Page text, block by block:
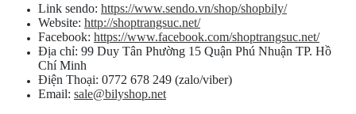
Link sendo: https://www.sendo.vn/shop/shopbily/
Website: http://shoptrangsuc.net/
Facebook: https://www.facebook.com/shoptrangsuc.net/
Địa chỉ: 99 Duy Tân Phường 15 Quận Phú Nhuận TP. Hồ
Chí Minh
Điện Thoại: 0772 678 249 (zalo/viber)
Email: sale@bilyshop.net